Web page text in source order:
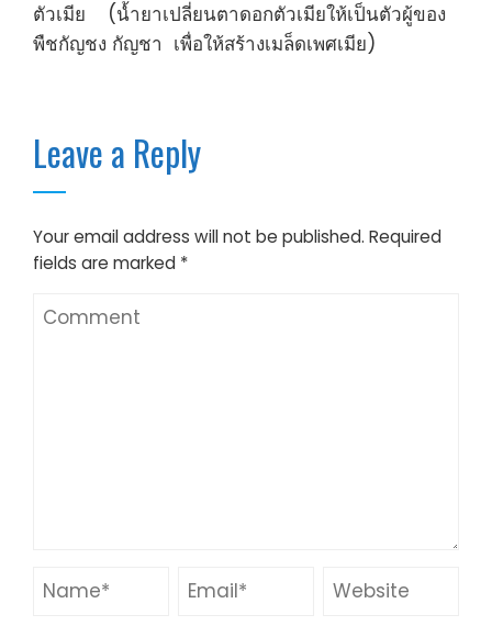
ตัวเมีย (น้ำยาเปลี่ยนตาดอกตัวเมียให้เป็นตัวผู้ของ
พืชกัญชง กัญชา เพื่อให้สร้างเมล็ดเพศเมีย)
Leave a Reply
Your email address will not be published. Required
fields are marked *